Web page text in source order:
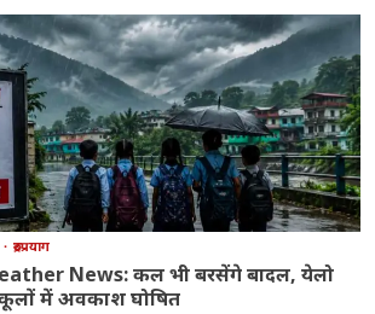
रुद्रप्रयाग
News: कल भी बरसेंगे बादल, येलो
में अवकाश घोषित